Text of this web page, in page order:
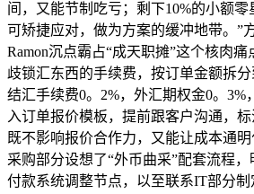
间，又能节制吃亏；剩下10%的小额零
可矫捷应对，做为方案的缓冲地带。”
Ramon沉点霸占“成天职摊”这个核肉
歧锁汇东西的手续费，按订单金额拆
结汇手续费0。2%，外汇期权金0。3%
入订单报价模板，提前跟客户沟通，标
既不影响报价合作力，又能让成本通
采购部分设想了“外币曲采”配套流程，
付款系统调整节点，以至联系IT部分